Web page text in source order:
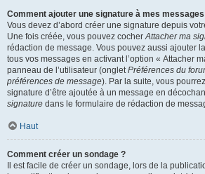
Comment ajouter une signature à mes
Vous devez d’abord créer une signature depuis
Une fois créée, vous pouvez cocherAttacher ma
rédaction de message. Vous pouvez aussi ajouter
tous vos messages en activant l’option « Attacher
panneau de l’utilisateur (ongletPréférences du
préférences de message). Par la suite, vous
signature d’être ajoutée à un message en
signature dans le formulaire de rédaction de
Haut
Comment créer un sondage ?
Il est facile de créer un sondage, lors de la